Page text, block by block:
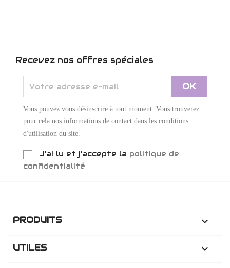
Recevez nos offres spéciales
Vous pouvez vous désinscrire à tout moment. Vous trouverez
pour cela nos informations de contact dans les conditions
d'utilisation du site.
J'ai lu et j'accepte la politique de
confidentialité
PRODUITS 
UTILES 